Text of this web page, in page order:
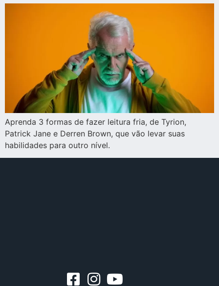
Aprenda 3 formas de fazer leitura fria, de Tyrion,
Patrick Jane e Derren Brown, que vão levar suas
habilidades para outro nível.